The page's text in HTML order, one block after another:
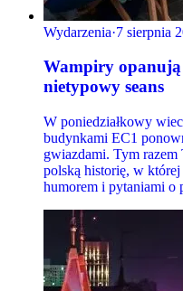
Wydarzenia·7 sierpnia
Wampiry
nietypowy seans
W poniedziałkowy
budynkami EC1
gwiazdami. Tym
polską historię, w
humorem i pytaniami o